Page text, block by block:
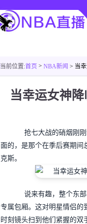
当前位置:首页 > NBA新闻 > 当
当幸运女神降
抢七大战的硝烟刚刚
面的，是那个在季后赛期
克斯。
说来有趣，整个东部
专属包厢。这对明星情侣的
时刻镜头扫到他们紧握的